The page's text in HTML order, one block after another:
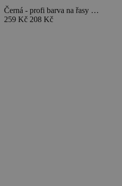
Černá - profi barva na řasy …
259 Kč 208 Kč